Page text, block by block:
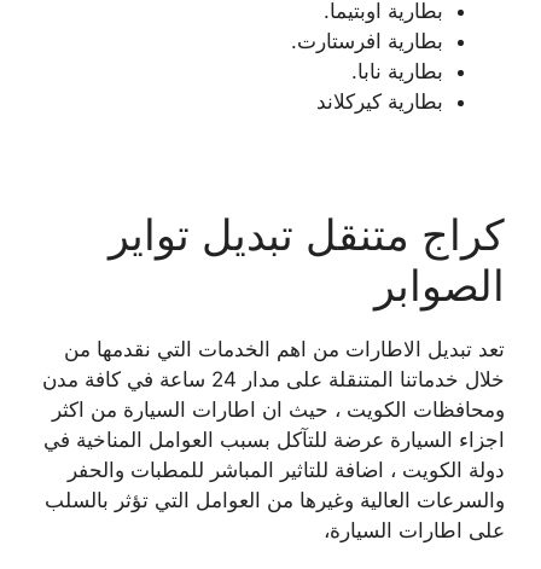
بطارية اوبتيما.
بطارية افرستارت.
بطارية نابا.
بطارية كيركلاند
كراج متنقل تبديل تواير
الصوابر
تعد تبديل الاطارات من اهم الخدمات التي نقدمها من
خلال خدماتنا المتنقلة على مدار 24 ساعة في كافة مدن
ومحافظات الكويت ، حيث ان اطارات السيارة من اكثر
اجزاء السيارة عرضة للتآكل بسبب العوامل المناخية في
دولة الكويت ، اضافة للتاثير المباشر للمطبات والحفر
والسرعات العالية وغيرها من العوامل التي تؤثر بالسلب
على اطارات السيارة،